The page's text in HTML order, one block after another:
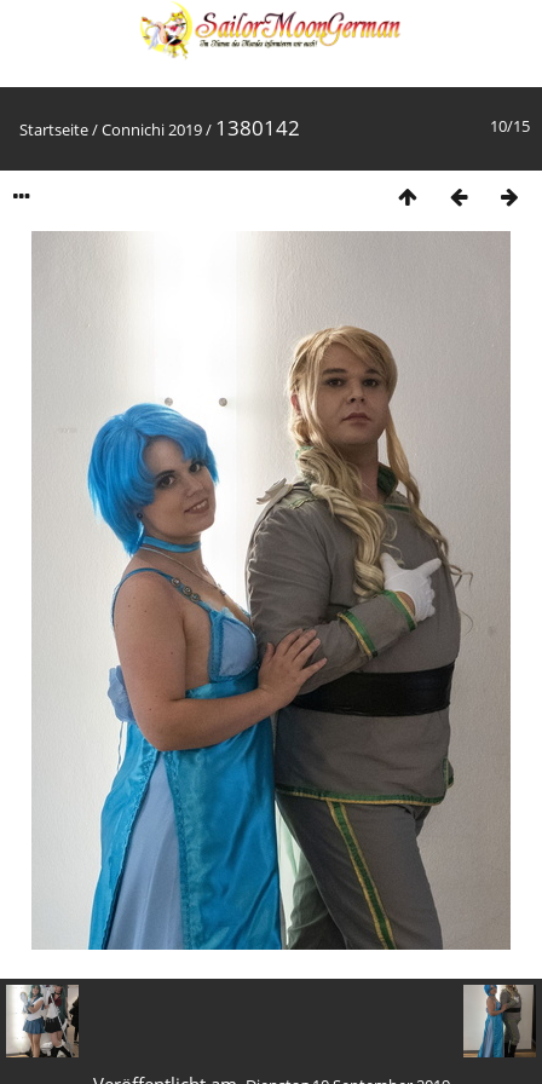
10/15
Startseite/Connichi 2019/ 1380142